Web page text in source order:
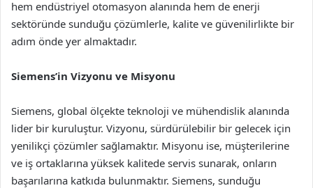
hem endüstriyel otomasyon alanında hem de enerji
sektöründe sunduğu çözümlerle, kalite ve güvenilirlikte bir
adım önde yer almaktadır.
Siemens’in Vizyonu ve Misyonu
Siemens, global ölçekte teknoloji ve mühendislik alanında
lider bir kuruluştur. Vizyonu, sürdürülebilir bir gelecek için
yenilikçi çözümler sağlamaktır. Misyonu ise, müşterilerine
ve iş ortaklarına yüksek kalitede servis sunarak, onların
başarılarına katkıda bulunmaktır. Siemens, sunduğu